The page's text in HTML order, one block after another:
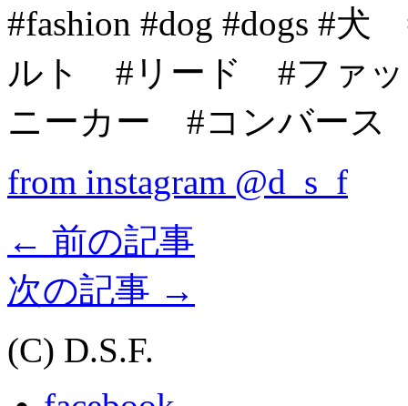
#fashion #dog #dogs #
ルト #リード #ファ
ニーカー #コンバース
from instagram @d_s_f
← 前の記事
次の記事 →
(C) D.S.F.